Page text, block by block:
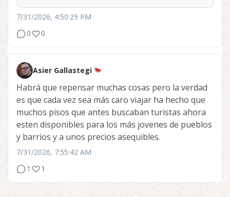
7/31/2026, 4:50:29 PM
0
0
Asier Gallastegi
Habrá que repensar muchas cosas pero la verdad
es que cada vez sea más caro viajar ha hecho que
muchos pisos que antes buscaban turistas ahora
esten disponibles para los más jovenes de pueblos
y barrios y a unos precios asequibles.
7/31/2026, 7:55:42 AM
1
1